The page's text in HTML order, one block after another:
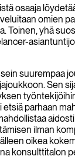
osaaja
omien
Toinen, yhä
suurempaa
Sen
parhaan
ilman
oikea
konsulttitalon